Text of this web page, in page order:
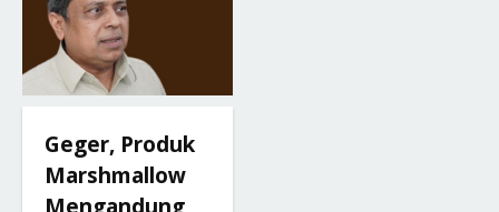
Geger, Produk
Marshmallow
Mengandung